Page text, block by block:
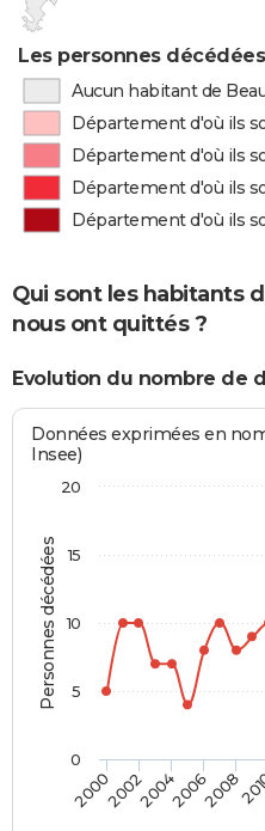
Les personnes
Aucun habitant de
Département d'où ils
Département d'où ils
Département d'où ils
Département d'où ils
Qui sont les habitants
nous ont quittés ?
Evolution du nombre de
Personnes décédées
Données exprimées en
Insee)
20002002200420062008
0
5
10
15
20